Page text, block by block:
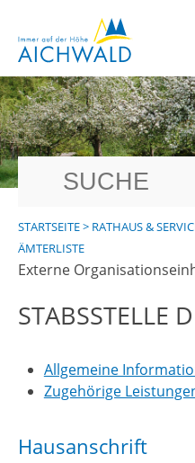
STARTSEITE> RATHAUS &
ÄMTERLISTE
Externe
STABSSTELLE
Allgemeine
Zugehörige
Hausanschrift